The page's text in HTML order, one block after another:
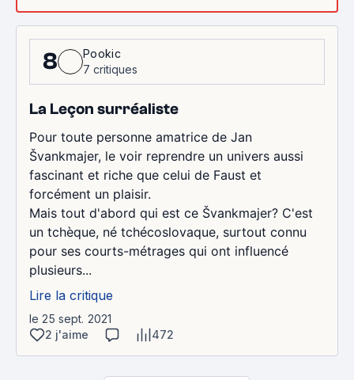
8
Pookic
7 critiques
La Leçon surréaliste
Pour toute personne amatrice de Jan
Švankmajer, le voir reprendre un univers aussi
fascinant et riche que celui de Faust et
forcément un plaisir.
Mais tout d'abord qui est ce Švankmajer? C'est
un tchèque, né tchécoslovaque, surtout connu
pour ses courts-métrages qui ont influencé
plusieurs...
Lire la critique
le 25 sept. 2021
2 j'aime
472